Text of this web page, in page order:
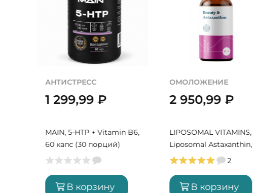
ДЕТОКС
3 380,99₽
Buried Treasure,
Chlorophyll, 496 мл (16
порций)
В корзину
АНТИСТРЕСС
1 299,99 ₽
MAIN, 5-HTP + Vitamin
60 капс (30 порций)
В корзину